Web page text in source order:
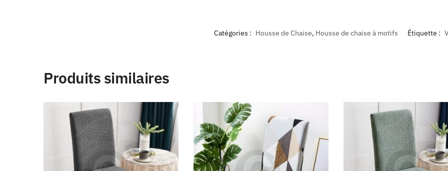
Catégories : Housse de Chaise, Housse de chaise à motifs Étiquette :
Produits similaires